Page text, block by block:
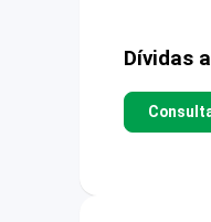
Dívidas